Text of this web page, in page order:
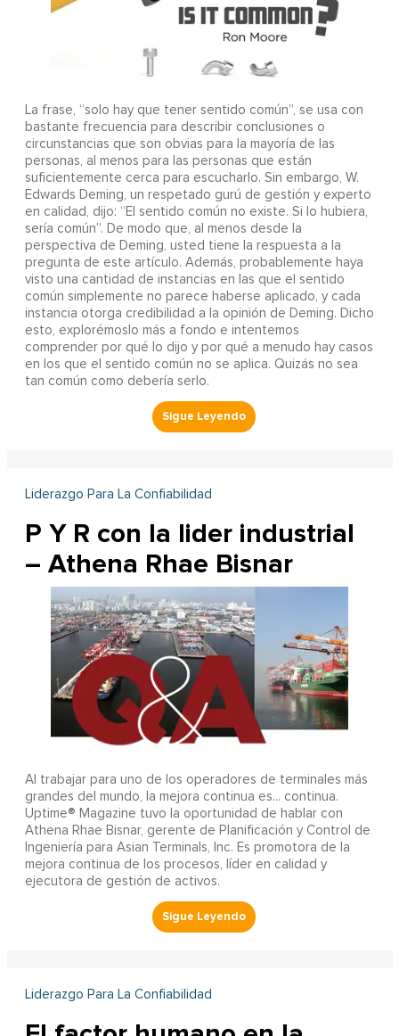
La frase, “solo hay que tener sentido común”, se usa con
bastante frecuencia para describir conclusiones o
circunstancias que son obvias para la mayoría de las
personas, al menos para las personas que están
suficientemente cerca para escucharlo. Sin embargo, W.
Edwards Deming, un respetado gurú de gestión y experto
en calidad, dijo: “El sentido común no existe. Si lo hubiera,
sería común”. De modo que, al menos desde la
perspectiva de Deming, usted tiene la respuesta a la
pregunta de este artículo. Además, probablemente haya
visto una cantidad de instancias en las que el sentido
común simplemente no parece haberse aplicado, y cada
instancia otorga credibilidad a la opinión de Deming. Dicho
esto, explorémoslo más a fondo e intentemos
comprender por qué lo dijo y por qué a menudo hay casos
en los que el sentido común no se aplica. Quizás no sea
tan común como debería serlo.
Liderazgo Para La Confiabilidad
P Y R con la lider industrial
– Athena Rhae Bisnar
Al trabajar para uno de los operadores de terminales más
grandes del mundo, la mejora continua es... continua.
Uptime® Magazine tuvo la oportunidad de hablar con
Athena Rhae Bisnar, gerente de Planificación y Control de
Ingeniería para Asian Terminals, Inc. Es promotora de la
mejora continua de los procesos, líder en calidad y
ejecutora de gestión de activos.
Liderazgo Para La Confiabilidad